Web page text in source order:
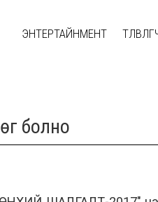
ЭНТЕРТАЙНМЕНТ
болно